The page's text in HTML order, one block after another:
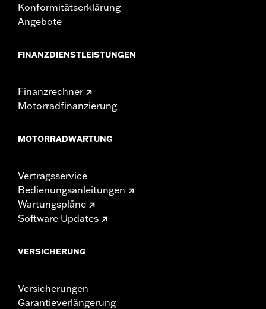
Konformitätserklärung
Angebote
FINANZDIENSTLEISTUNGEN
Finanzrechner
Motorradfinanzierung
MOTORRADWARTUNG
Vertragsservice
Bedienungsanleitungen
Wartungspläne
Software Updates
VERSICHERUNG
Versicherungen
Garantieverlängerung